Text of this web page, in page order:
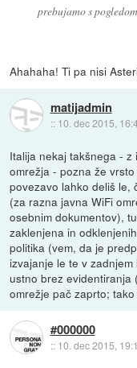
prebujamo s
Ahahaha! Ti pa nisi
matijadmin
:: 10. dec 2015,
Italija nekaj takšnega -
omrežja - pozna že
povezavo lahko deliš le,
(za razna javna WiFi
osebnim dokumentov),
zaklenjena in
politika (vem, da je
izvajanje le te v
ustno brez evidentiranja
omrežje pač zaprto;
#000000
:: 10. dec 2015,